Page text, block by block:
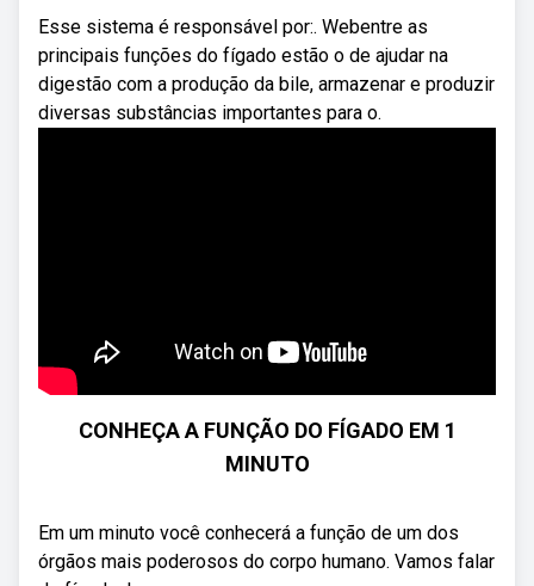
Esse sistema é responsável por:. Webentre as
principais funções do fígado estão o de ajudar na
digestão com a produção da bile, armazenar e produzir
diversas substâncias importantes para o.
CONHEÇA A FUNÇÃO DO FÍGADO EM 1
MINUTO
Em um minuto você conhecerá a função de um dos
órgãos mais poderosos do corpo humano. Vamos falar